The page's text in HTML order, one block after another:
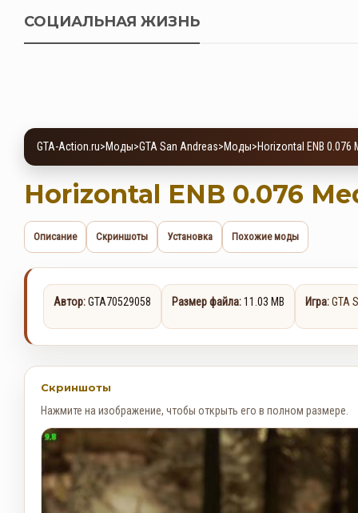
СОЦИАЛЬНАЯ ЖИЗНЬ
GTA-Action.ru>Моды>GTA San Andreas>Моды>Horizontal ENB 0.076
Horizontal ENB 0.076
Описание Скриншоты Установка Похожие моды
Автор:GTA70529058 Размер файла:11.03 MB Игра:GTA
Скриншоты
Нажмите на изображение, чтобы открыть его в полном размере.